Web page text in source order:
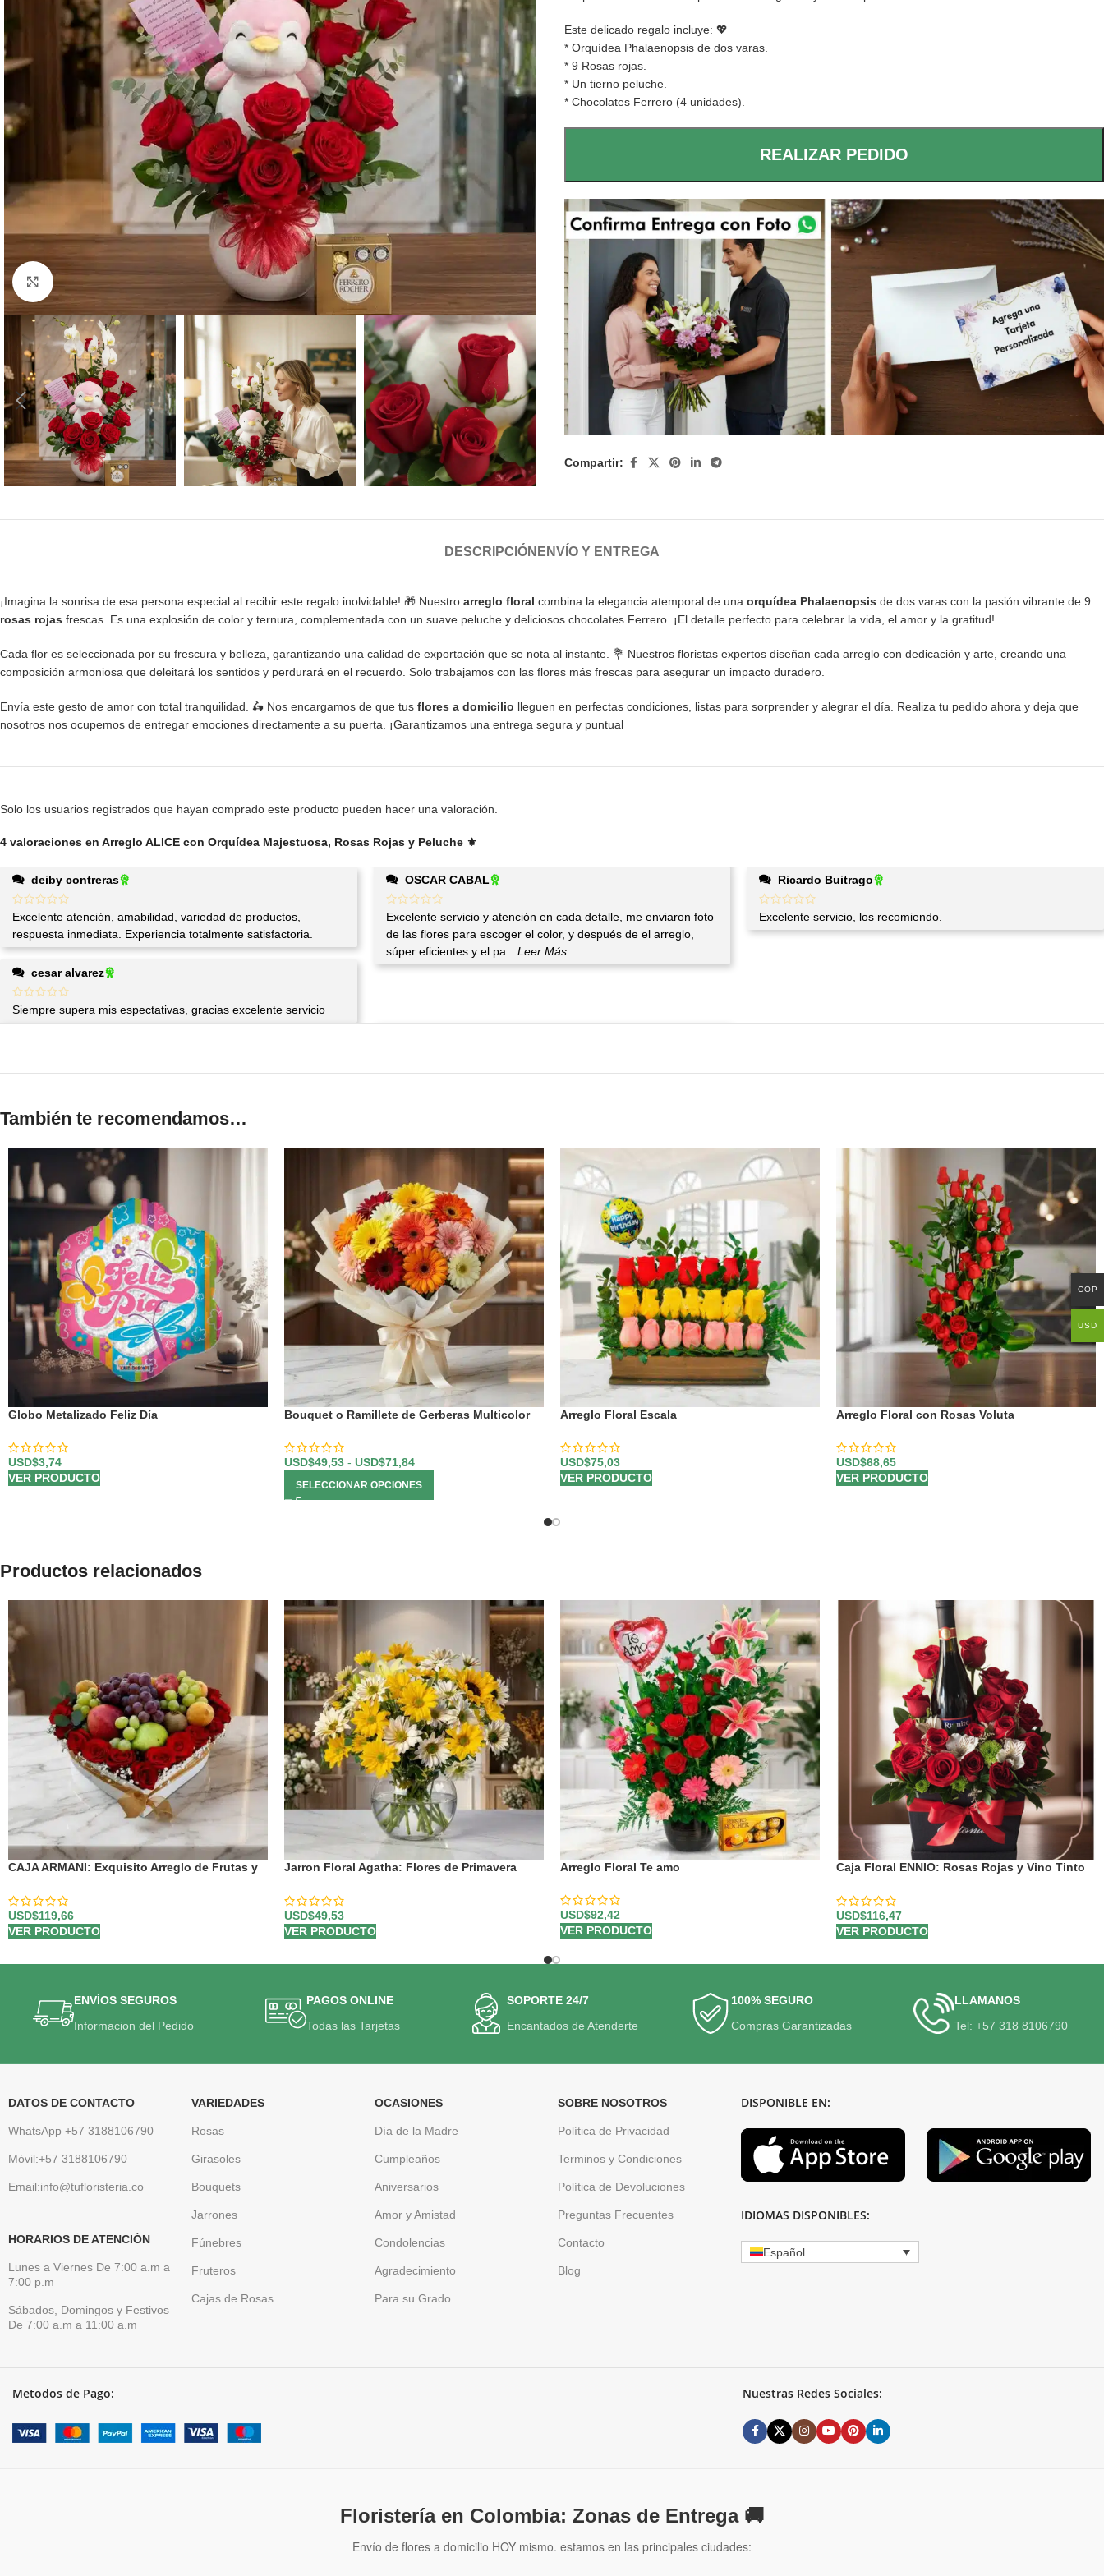
Click to enlarge
Este delicado regalo incluye: 💖
* Orquídea Phalaenopsis de dos varas.
* 9 Rosas rojas.
* Un tierno peluche.
* Chocolates Ferrero (4 unidades).
REALIZAR PEDIDO
Compartir:
DESCRIPCIÓN ENVÍO Y ENTREGA
¡Imagina la sonrisa de esa persona especial al recibir este regalo inolvidable! 🎁 Nuestro arreglo floral combina la elegancia atemporal de una orquídea Phalaenopsis de dos varas con la pasión vibrante de 9
rosas rojas frescas. Es una explosión de color y ternura, complementada con un suave peluche y deliciosos chocolates Ferrero. ¡El detalle perfecto para celebrar la vida, el amor y la gratitud!
Cada flor es seleccionada por su frescura y belleza, garantizando una calidad de exportación que se nota al instante. 💐 Nuestros floristas expertos diseñan cada arreglo con dedicación y arte, creando una
composición armoniosa que deleitará los sentidos y perdurará en el recuerdo. Solo trabajamos con las flores más frescas para asegurar un impacto duradero.
Envía este gesto de amor con total tranquilidad. 🛵 Nos encargamos de que tus flores a domicilio lleguen en perfectas condiciones, listas para sorprender y alegrar el día. Realiza tu pedido ahora y deja que
nosotros nos ocupemos de entregar emociones directamente a su puerta. ¡Garantizamos una entrega segura y puntual
4 valoraciones en Arreglo ALICE con Orquídea Majestuosa, Rosas Rojas y Peluche ⚜️
deiby contreras
Excelente atención, amabilidad, variedad de productos,
respuesta inmediata. Experiencia totalmente satisfactoria.
cesar alvarez
Siempre supera mis espectativas, gracias excelente servicio
OSCAR CABAL
Excelente servicio y atención en cada detalle, me enviaron foto
de las flores para escoger el color, y después de el arreglo,
súper eficientes y el pa
...Leer Más
Ricardo Buitrago
Excelente servicio, los recomiendo.
Solo los usuarios registrados que hayan comprado este producto pueden hacer una valoración.
También te recomendamos…
Globo Metalizado Feliz Día
USD$3,74
VER PRODUCTO
Bouquet o Ramillete de Gerberas Multicolor
USD$49,53 - USD$71,84
SELECCIONAR OPCIONES
Arreglo Floral Escala
USD$75,03
VER PRODUCTO
Arreglo Floral con Rosas Voluta
USD$68,65
VER PRODUCTO
Productos relacionados
CAJA ARMANI: Exquisito Arreglo de Frutas y
USD$119,66
VER PRODUCTO
Jarron Floral Agatha: Flores de Primavera
USD$49,53
VER PRODUCTO
Arreglo Floral Te amo
USD$92,42
VER PRODUCTO
Caja Floral ENNIO: Rosas Rojas y Vino Tinto
USD$116,47
VER PRODUCTO
ENVÍOS SEGUROS
Informacion del Pedido
PAGOS ONLINE
Todas las Tarjetas
SOPORTE 24/7
Encantados de Atenderte
100% SEGURO
Compras Garantizadas
LLAMANOS
Tel: +57 318 8106790
DATOS DE CONTACTO
WhatsApp +57 3188106790
Móvil:+57 3188106790
Email:info@tufloristeria.co
HORARIOS DE ATENCIÓN
Lunes a Viernes De 7:00 a.m a
7:00 p.m
Sábados, Domingos y Festivos
De 7:00 a.m a 11:00 a.m
VARIEDADES
Rosas
Girasoles
Bouquets
Jarrones
Fúnebres
Fruteros
Cajas de Rosas
OCASIONES
Día de la Madre
Cumpleaños
Aniversarios
Amor y Amistad
Condolencias
Agradecimiento
Para su Grado
SOBRE NOSOTROS
Política de Privacidad
Terminos y Condiciones
Política de Devoluciones
Preguntas Frecuentes
Contacto
Blog
DISPONIBLE EN:
IDIOMAS DISPONIBLES:
Español
Metodos de Pago: Nuestras Redes Sociales:
Floristería en Colombia: Zonas de Entrega 🚚
Envío de flores a domicilio HOY mismo. estamos en las principales ciudades:
COP
USD